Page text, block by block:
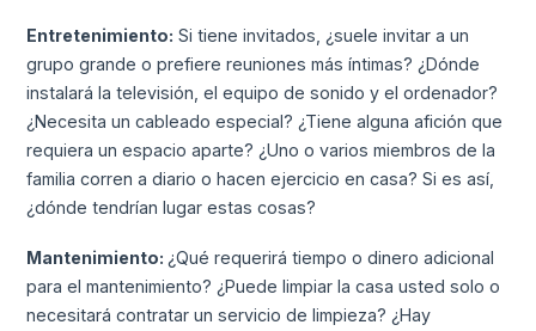
Entretenimiento: Si tiene invitados, ¿suele invitar a un
grupo grande o prefiere reuniones más íntimas? ¿Dónde
instalará la televisión, el equipo de sonido y el ordenador?
¿Necesita un cableado especial? ¿Tiene alguna afición que
requiera un espacio aparte? ¿Uno o varios miembros de la
familia corren a diario o hacen ejercicio en casa? Si es así,
¿dónde tendrían lugar estas cosas?
Mantenimiento: ¿Qué requerirá tiempo o dinero adicional
para el mantenimiento? ¿Puede limpiar la casa usted solo o
necesitará contratar un servicio de limpieza? ¿Hay